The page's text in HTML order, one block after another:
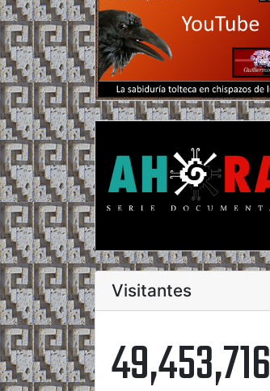
Visitantes
49,453,716